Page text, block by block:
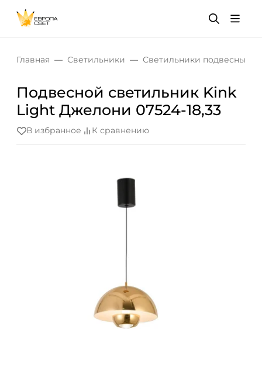
Главная Светильники Светильники подвесные
Подвесной светильник Kink
Light Джелони 07524-18,33
В избранное К сравнению